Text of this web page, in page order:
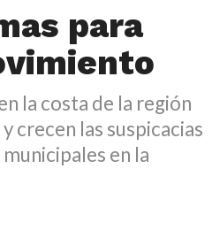
para
la costa de la región
crecen las suspicacias
en la